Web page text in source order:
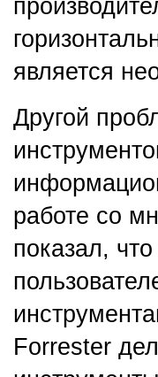
является
Другой
работе со
показал,
Forrester